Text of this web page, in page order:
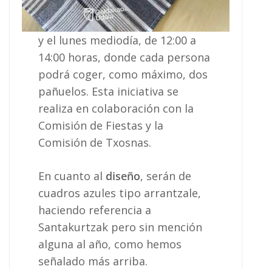
y el lunes mediodía, de 12:00 a
14:00 horas, donde cada persona
podrá coger, como máximo, dos
pañuelos. Esta iniciativa se
realiza en colaboración con la
Comisión de Fiestas y la
Comisión de Txosnas.
En cuanto al diseño, serán de
cuadros azules tipo arrantzale,
haciendo referencia a
Santakurtzak pero sin mención
alguna al año, como hemos
señalado más arriba.